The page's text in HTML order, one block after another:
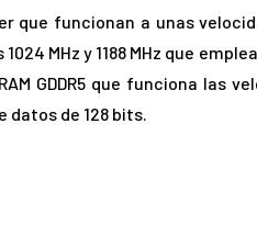
que funcionan a unas
MHz y 1188 MHz que
GDDR5 que funciona las
datos de 128 bits.